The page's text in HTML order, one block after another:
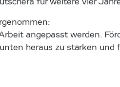
angepasst werden.
heraus zu stärken